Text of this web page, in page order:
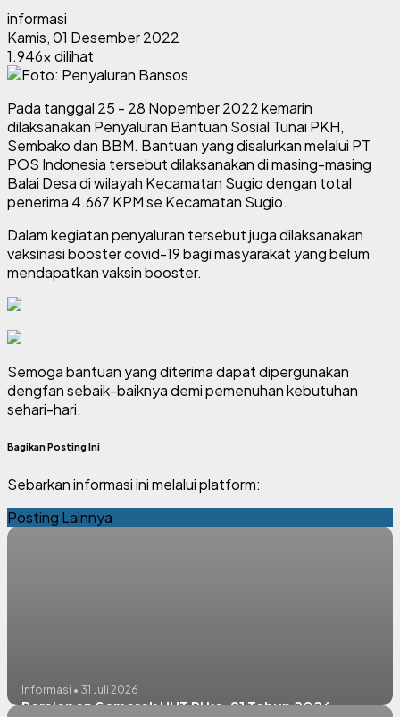
informasi
Kamis, 01 Desember 2022
1.946x dilihat
Pada tanggal 25 - 28 Nopember 2022 kemarin
dilaksanakan Penyaluran Bantuan Sosial Tunai PKH,
Sembako dan BBM. Bantuan yang disalurkan melalui PT
POS Indonesia tersebut dilaksanakan di masing-masing
Balai Desa di wilayah Kecamatan Sugio dengan total
penerima 4.667 KPM se Kecamatan Sugio.
Dalam kegiatan penyaluran tersebut juga dilaksanakan
vaksinasi booster covid-19 bagi masyarakat yang belum
mendapatkan vaksin booster.
Semoga bantuan yang diterima dapat dipergunakan
dengfan sebaik-baiknya demi pemenuhan kebutuhan
sehari-hari.
Bagikan Posting Ini
Sebarkan informasi ini melalui platform:
Posting Lainnya
Informasi • 31 Juli 2026
Persiapan Semarak HUT RI ke-81 Tahun 2026